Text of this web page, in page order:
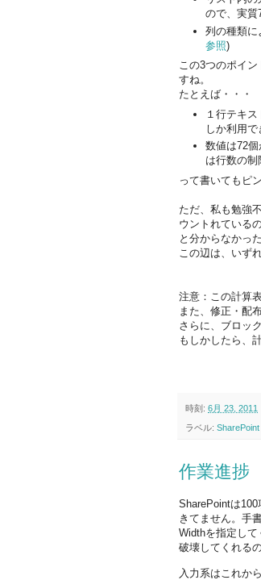
ので、実質
列の種類に
参照)
この3つのポイ
すね。
たとえば・・・
１行テキ
しか利用
数値は72
は行数の制
って書いてもピ
ただ、私も勉強
ウントれている
と分からなかっ
この辺は、いず
注意：この計算
また、修正・配
さらに、ブロッ
もしかしたら、
時刻: 6月 23, 2011
ラベル: SharePoint
作業進捗
SharePointは
きてません。手
Widthを指定し
破壊してくれる
入力系はこれか